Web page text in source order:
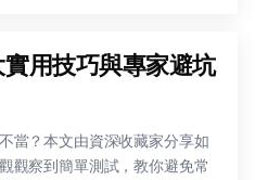
用技巧與專家避坑
當？本文由資深收藏家分享如
觀察到簡單測試，教你避免常